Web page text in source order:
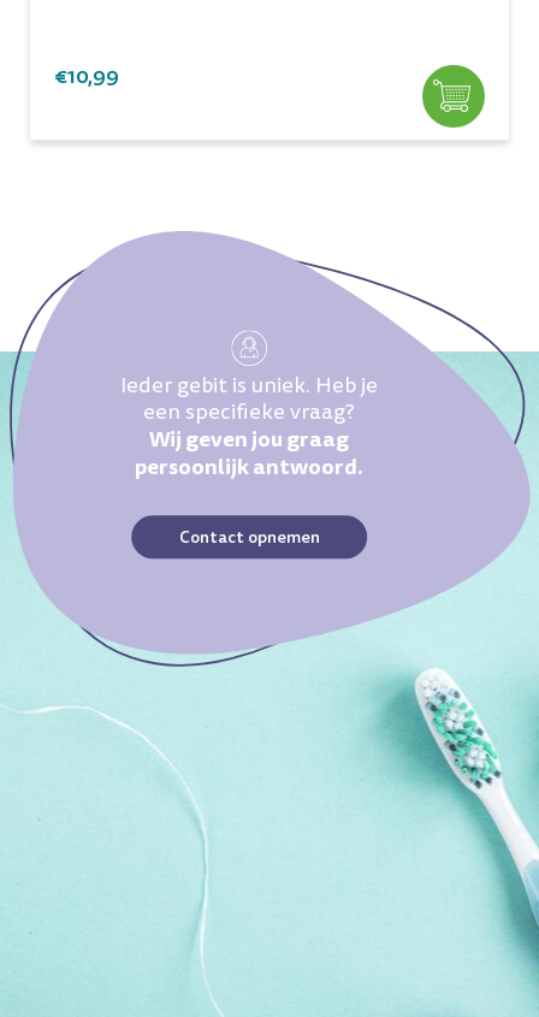
€10,99
Ieder gebit is uniek. Heb je
een specifieke vraag?
Wij geven jou graag
persoonlijk antwoord.
Contact opnemen